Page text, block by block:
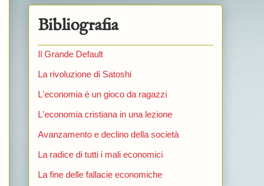
Bibliografia
Il Grande Default
La rivoluzione di Satoshi
L'economia è un gioco da ragazzi
L'economia cristiana in una lezione
Avanzamento e declino della società
La radice di tutti i mali economici
La fine delle fallacie economiche